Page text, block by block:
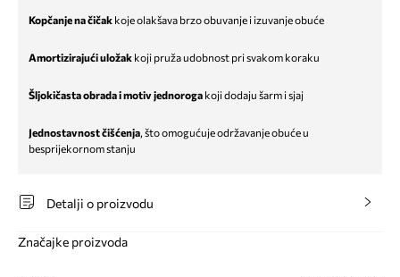
Kopčanje na čičak koje olakšava brzo obuvanje i izuvanje obuće
Amortizirajući uložak koji pruža udobnost pri svakom koraku
Šljokičasta obrada i motiv jednoroga koji dodaju šarm i sjaj
Jednostavnost čišćenja, što omogućuje održavanje obuće u
besprijekornom stanju
Detalji o proizvodu
Značajke proizvoda